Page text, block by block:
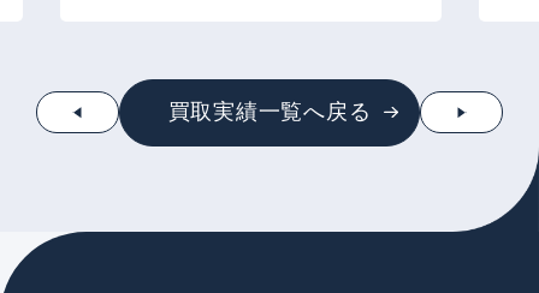
買取実績一覧へ戻る